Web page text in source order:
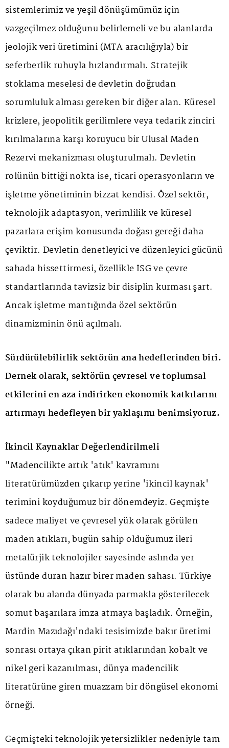
sistemlerimiz ve yeşil dönüşümümüz için
vazgeçilmez olduğunu belirlemeli ve bu alanlarda
jeolojik veri üretimini (MTA aracılığıyla) bir
seferberlik ruhuyla hızlandırmalı. Stratejik
stoklama meselesi de devletin doğrudan
sorumluluk alması gereken bir diğer alan. Küresel
krizlere, jeopolitik gerilimlere veya tedarik zinciri
kırılmalarına karşı koruyucu bir Ulusal Maden
Rezervi mekanizması oluşturulmalı. Devletin
rolünün bittiği nokta ise, ticari operasyonların ve
işletme yönetiminin bizzat kendisi. Özel sektör,
teknolojik adaptasyon, verimlilik ve küresel
pazarlara erişim konusunda doğası gereği daha
çeviktir. Devletin denetleyici ve düzenleyici gücünü
sahada hissettirmesi, özellikle İSG ve çevre
standartlarında tavizsiz bir disiplin kurması şart.
Ancak işletme mantığında özel sektörün
dinamizminin önü açılmalı.
Sürdürülebilirlik sektörün ana hedeflerinden biri.
Dernek olarak, sektörün çevresel ve toplumsal
etkilerini en aza indirirken ekonomik katkılarını
artırmayı hedefleyen bir yaklaşımı benimsiyoruz.
İkincil Kaynaklar Değerlendirilmeli
"Madencilikte artık 'atık' kavramını
literatürümüzden çıkarıp yerine 'ikincil kaynak'
terimini koyduğumuz bir dönemdeyiz. Geçmişte
sadece maliyet ve çevresel yük olarak görülen
maden atıkları, bugün sahip olduğumuz ileri
metalürjik teknolojiler sayesinde aslında yer
üstünde duran hazır birer maden sahası. Türkiye
olarak bu alanda dünyada parmakla gösterilecek
somut başarılara imza atmaya başladık. Örneğin,
Mardin Mazıdağı'ndaki tesisimizde bakır üretimi
sonrası ortaya çıkan pirit atıklarından kobalt ve
nikel geri kazanılması, dünya madencilik
literatürüne giren muazzam bir döngüsel ekonomi
örneği.
Geçmişteki teknolojik yetersizlikler nedeniyle tam